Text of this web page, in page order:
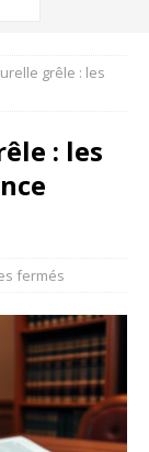
grêle : les
: les
fermés